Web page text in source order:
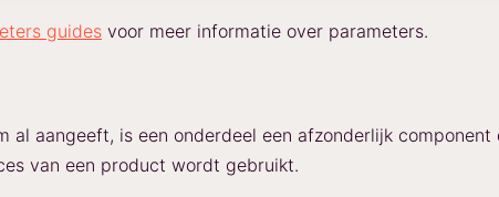
guides voor meer informatie over parameters.
al aangeeft, is een onderdeel een afzonderlijk
van een product wordt gebruikt.